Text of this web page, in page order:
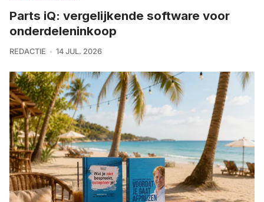
Parts iQ: vergelijkende software voor
onderdeleninkoop
REDACTIE 14 JUL. 2026